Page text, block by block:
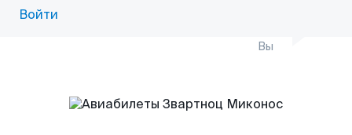
Войти
Вы